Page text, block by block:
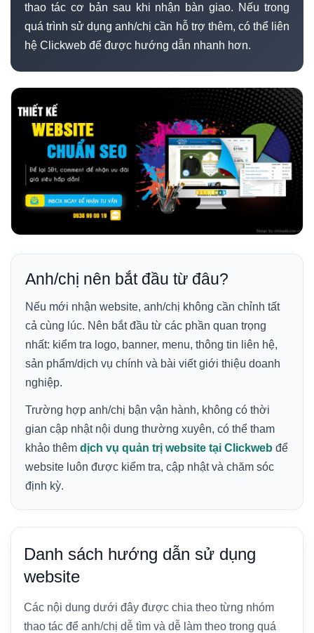
thao tác cơ bản sau khi nhận bàn giao. Nếu trong
quá trình sử dụng anh/chị cần hỗ trợ thêm, có thể liên
hệ Clickweb để được hướng dẫn nhanh hơn.
Anh/chị nên bắt đầu từ đâu?
Nếu mới nhận website, anh/chị không cần chỉnh tất
cả cùng lúc. Nên bắt đầu từ các phần quan trọng
nhất: kiểm tra logo, banner, menu, thông tin liên hệ,
sản phẩm/dịch vụ chính và bài viết giới thiệu doanh
nghiệp.
Trường hợp anh/chị bận vận hành, không có thời
gian cập nhật nội dung thường xuyên, có thể tham
khảo thêm dịch vụ quản trị website tại Clickweb để
website luôn được kiểm tra, cập nhật và chăm sóc
định kỳ.
Danh sách hướng dẫn sử dụng
website
Các nội dung dưới đây được chia theo từng nhóm
thao tác để anh/chị dễ tìm và dễ làm theo trong quá